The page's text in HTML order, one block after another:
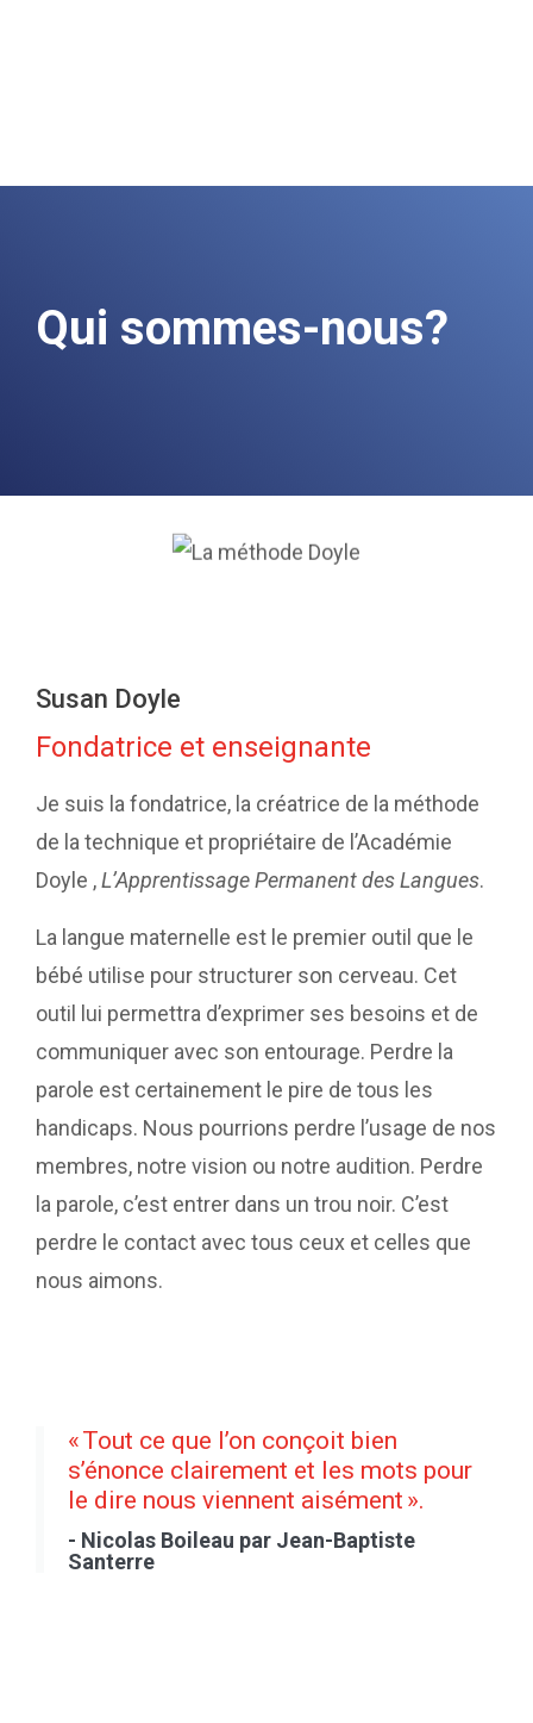
Qui sommes-nous?
Susan Doyle
Fondatrice et enseignante
Je suis la fondatrice, la créatrice de la méthode
de la technique et propriétaire de l’Académie
Doyle ,L’Apprentissage Permanent des Langues.
La langue maternelle est le premier outil que le
bébé utilise pour structurer son cerveau. Cet
outil lui permettra d’exprimer ses besoins et de
communiquer avec son entourage. Perdre la
parole est certainement le pire de tous les
handicaps. Nous pourrions perdre l’usage de nos
membres, notre vision ou notre audition. Perdre
la parole, c’est entrer dans un trou noir. C’est
perdre le contact avec tous ceux et celles que
nous aimons.
« Tout ce que l’on conçoit bien
s’énonce clairement et les mots pour
le dire nous viennent aisément ».
- Nicolas Boileau par Jean-Baptiste
Santerre